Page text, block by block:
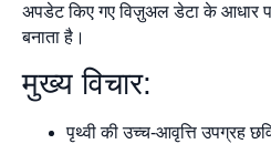
अपडेट किए गए विज़ुअल डेटा के आधार
बनाता है।
मुख्य विचार:
पृथ्वी की उच्च-आवृत्ति उपग्रह